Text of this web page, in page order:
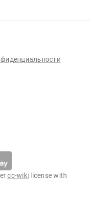
cc-wiki license with